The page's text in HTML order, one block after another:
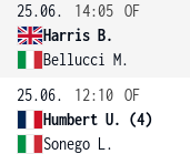
25.06.
14:05 OF
Harris B.
Bellucci M.
25.06.
12:10 OF
Humbert U. (4)
Sonego L.